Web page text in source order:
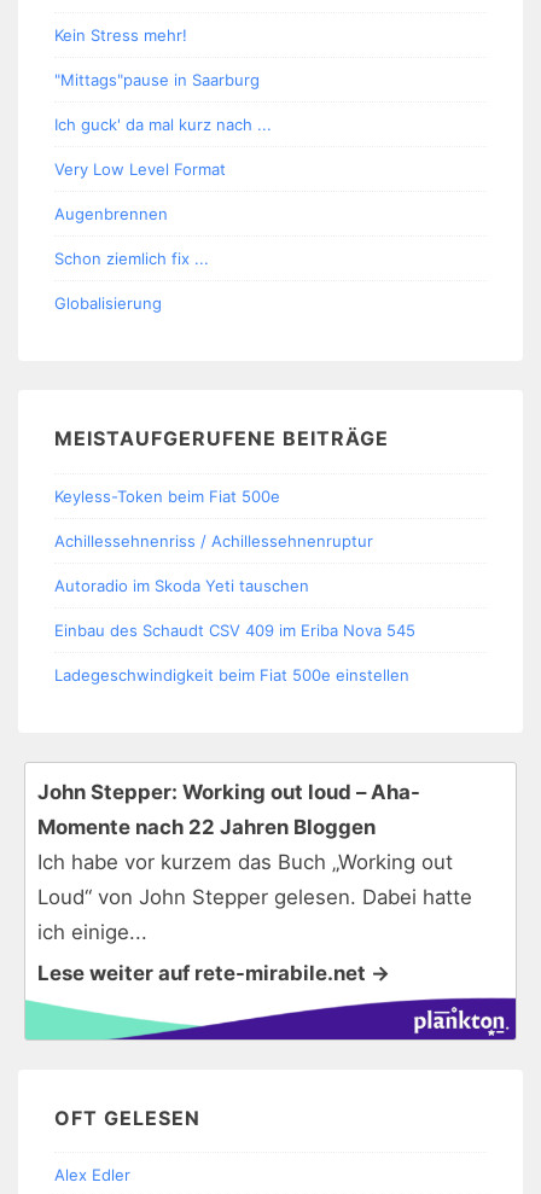
Kein Stress mehr!
"Mittags"pause in Saarburg
Ich guck' da mal kurz nach ...
Very Low Level Format
Augenbrennen
Schon ziemlich fix ...
Globalisierung
MEISTAUFGERUFENE BEITRÄGE
Keyless-Token beim Fiat 500e
Achillessehnenriss / Achillessehnenruptur
Autoradio im Skoda Yeti tauschen
Einbau des Schaudt CSV 409 im Eriba Nova 545
Ladegeschwindigkeit beim Fiat 500e einstellen
John Stepper: Working out loud – Aha-
Momente nach 22 Jahren Bloggen
Ich habe vor kurzem das Buch „Working out
Loud“ von John Stepper gelesen. Dabei hatte
ich einige...
Lese weiter auf rete-mirabile.net →
OFT GELESEN
Alex Edler